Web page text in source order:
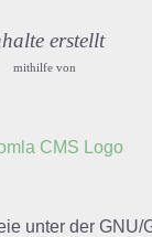
erstellt
mithilfe von
unter der GNU/